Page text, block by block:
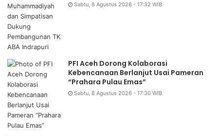
Sabtu, 8 Agustus 2026 - 17:32 WIB
PFI Aceh Dorong Kolaborasi
Kebencanaan Berlanjut Usai Pameran
“Prahara Pulau Emas”
Sabtu, 8 Agustus 2026 - 17:30 WIB